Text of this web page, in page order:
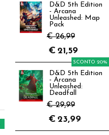
D&D 5th Edition
- Arcana
Unleashed: Map
Pack
€ 26,99
€ 21,59
D&D 5th Edition
- Arcana
Unleashed:
Deadfall
€ 29,99
SCONTO 20%
€ 23,99